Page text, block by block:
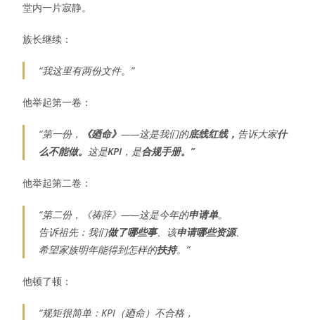
堂内一片寂静。
族长继续：
“我这里有两份文件。”
他举起第一卷：
“第一份， 《廼命》——这是我们的底线红线， 告诉大家什
么不能做。 这是KPI ，是合规手册。”
他举起第二卷：
“第二份，《祷辞》——这是今年的申请单。
告诉祖先：我们做了哪些事、该申请哪些资源、
希望家族明年能得到怎样的扶持。”
他顿了顿：
“规矩很简单：KPI（廼命）不合格，